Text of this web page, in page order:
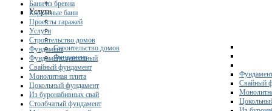
Услуги
Строительство домов
Фундамент
Свайный
Бани из бревна
Каркасные бани
Проекты гаражей
Услуги
Строительство домов
Фундамент
Фундамент ленточный
Свайный фундамент
Монолитная плита
Цокольный фундамент
Из буронабивных свай
Столбчатый фундамент